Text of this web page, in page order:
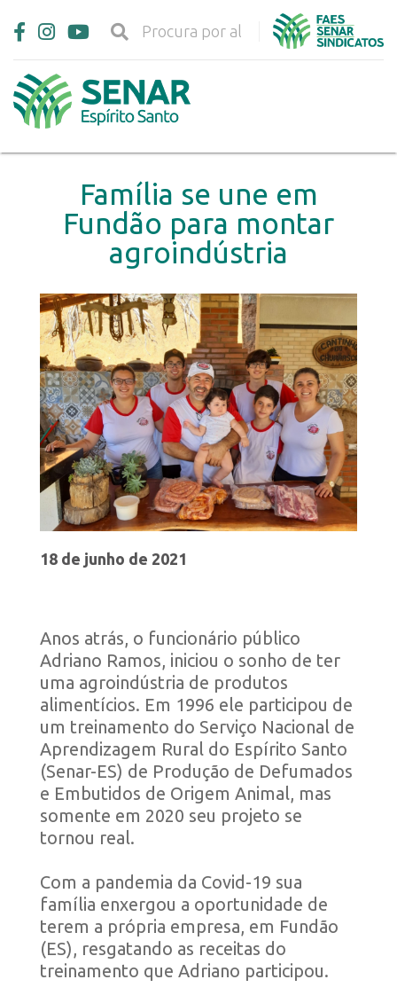
Família se une em
Fundão para montar
agroindústria
18 de junho de 2021
Anos atrás, o funcionário público
Adriano Ramos, iniciou o sonho de ter
uma agroindústria de produtos
alimentícios. Em 1996 ele participou de
um treinamento do Serviço Nacional de
Aprendizagem Rural do Espírito Santo
(Senar-ES) de Produção de Defumados
e Embutidos de Origem Animal, mas
somente em 2020 seu projeto se
tornou real.
Com a pandemia da Covid-19 sua
família enxergou a oportunidade de
terem a própria empresa, em Fundão
(ES), resgatando as receitas do
treinamento que Adriano participou.